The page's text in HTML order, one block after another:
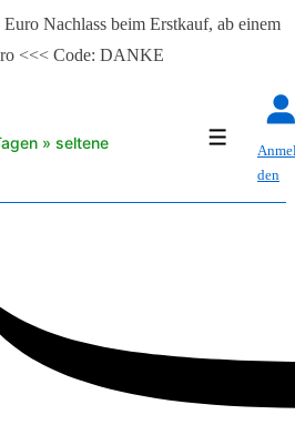
Nachlass beim Erstkauf, ab einem
<<< Code: DANKE
» seltene
Menü
den